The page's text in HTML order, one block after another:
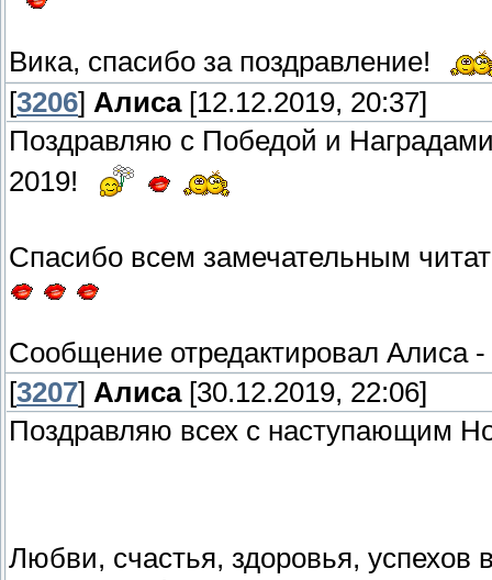
Вика, спасибо за поздравление!
[3206] Алиса[12.12.2019, 20:37]
Поздравляю с Победой и
2019!
Спасибо всем замечательным
Сообщение отредактировал Алиса-
[3207] Алиса[30.12.2019, 22:06]
Поздравляю всех с наступающим
Любви, счастья, здоровья, успехов